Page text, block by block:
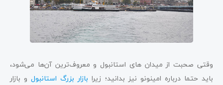
وقتی صحبت از میدان های استانبول و معروف‌ترین آن‌ها می‌شود،
باید حتما درباره امینونو نیز بدانید؛ زیرا بازار بزرگ استانبولو بازار